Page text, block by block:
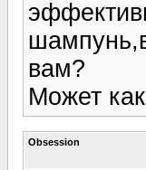
вам?
Может
Obsession